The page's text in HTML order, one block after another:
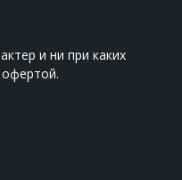
и ни при каких
офертой.